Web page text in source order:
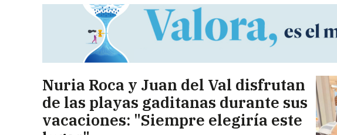
Nuria Roca y Juan del Val disfrutan
de las playas gaditanas durante sus
vacaciones: "Siempre elegiría este